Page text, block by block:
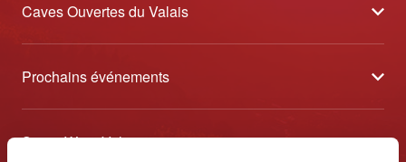
Caves Ouvertes du Valais
À propos
Partenaires
Prochains événements
Tavolata des Vins du Valais
Swiss Wine Valais